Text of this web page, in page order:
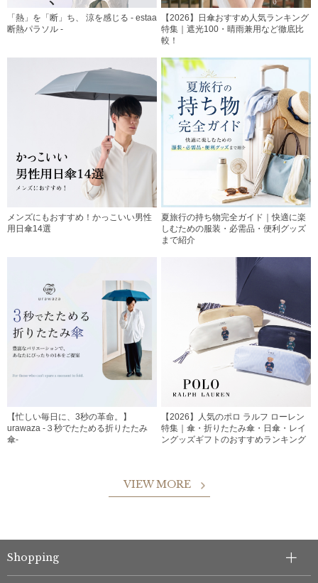
「熱」を「断」ち、 涼を感じる - estaa
断熱パラソル -
【2026】日傘おすすめ人気ランキング
特集｜遮光100・晴雨兼用など徹底比
較！
メンズにもおすすめ！かっこいい男性
用日傘14選
夏旅行の持ち物完全ガイド｜快適に楽
しむための服装・必需品・便利グッズ
まで紹介
【忙しい毎日に、3秒の革命。】
urawaza -３秒でたためる折りたたみ
傘-
【2026】人気のポロ ラルフ ローレン
特集｜傘・折りたたみ傘・日傘・レイ
ングッズギフトのおすすめランキング
VIEW MORE
Shopping